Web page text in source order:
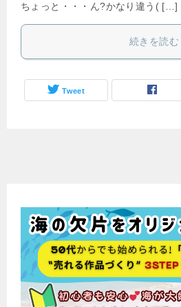
ちょっと・・・ん?かなり違う( […]
続きを読む
Tweet